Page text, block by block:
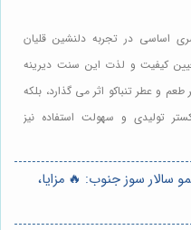
اساسی در تجربه دلنشین قلیان
کیفیت و لذت این سنت دیرینه
و عطر تنباکو اثر می گذارد، بلکه
تولیدی و سهولت استفاده نیز
سالار سوز جنوب: 🔥 مزایا،